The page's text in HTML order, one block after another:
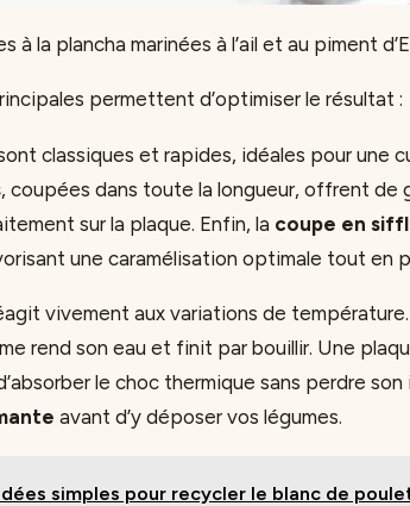
à la plancha marinées à l’ail et au piment
permettent d’optimiser le résultat :
classiques et rapides, idéales pour une
, coupées dans toute la longueur, offrent de
sur la plaque. Enfin, la coupe en
une caramélisation optimale tout en
vivement aux variations de
rend son eau et finit par bouillir. Une
le choc thermique sans perdre
avant d’y déposer vos légumes.
simples pour recycler le blanc de